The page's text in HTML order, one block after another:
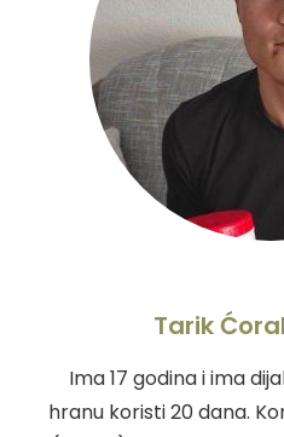
Tarik
Ima 17 godina i ima
hranu koristi 20 dana.